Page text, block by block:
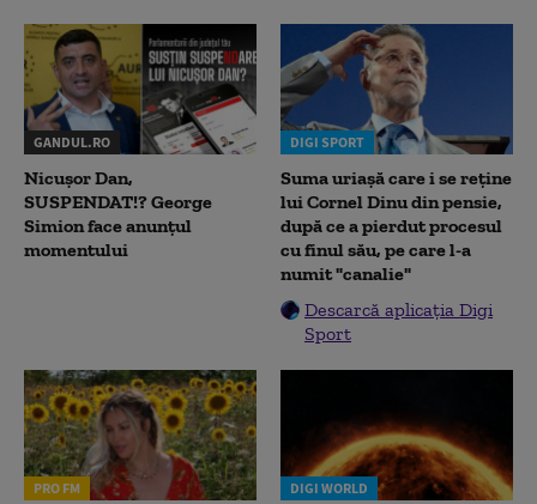
GANDUL.RO
Nicușor Dan,
SUSPENDAT!? George
Simion face anunțul
momentului
DIGI SPORT
Suma uriașă care i se reține
lui Cornel Dinu din pensie,
după ce a pierdut procesul
cu finul său, pe care l-a
numit "canalie"
Descarcă aplicația Digi
Sport
PRO FM DIGI WORLD